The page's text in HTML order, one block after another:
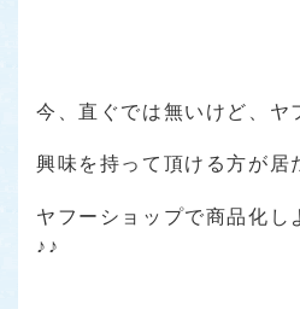
今、直ぐでは無いけど、ヤ
興味を持って頂ける方が居
ヤフーショップで商品化し
♪♪